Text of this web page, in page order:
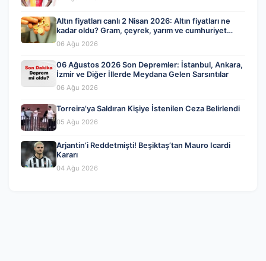
Altın fiyatları canlı 2 Nisan 2026: Altın fiyatları ne
kadar oldu? Gram, çeyrek, yarım ve cumhuriyet
altını alış satış fiyatları
06 Ağu 2026
06 Ağustos 2026 Son Depremler: İstanbul, Ankara,
İzmir ve Diğer İllerde Meydana Gelen Sarsıntılar
06 Ağu 2026
Torreira’ya Saldıran Kişiye İstenilen Ceza Belirlendi
05 Ağu 2026
Arjantin’i Reddetmişti! Beşiktaş’tan Mauro Icardi
Kararı
04 Ağu 2026